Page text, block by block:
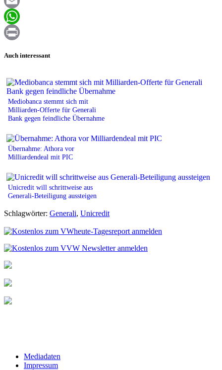
Email
WhatsApp
Auch interessant
Mediobanca stemmt sich mit
Milliarden-Offerte für Generali
Bank gegen feindliche Übernahme
Übernahme: Athora vor
Milliardendeal mit PIC
Unicredit will schrittweise aus
Generali-Beteiligung aussteigen
Schlagwörter: Generali, Unicredit
Mediadaten
Impressum